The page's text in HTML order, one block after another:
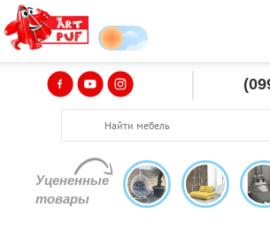
Уцененные
товары